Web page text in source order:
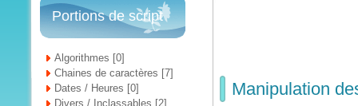
Manipulation
Portions de script
Algorithmes [0]
Chaines de caractères [7]
Dates / Heures [0]
Divers / Inclassables [2]